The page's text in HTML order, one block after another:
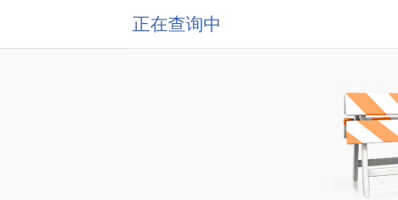
正在查询中